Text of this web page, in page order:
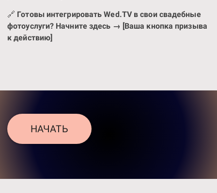
🔗 Готовы интегрировать Wed.TV в свои свадебные
фотоуслуги? Начните здесь → [Ваша кнопка призыва
к действию]
НАЧАТЬ